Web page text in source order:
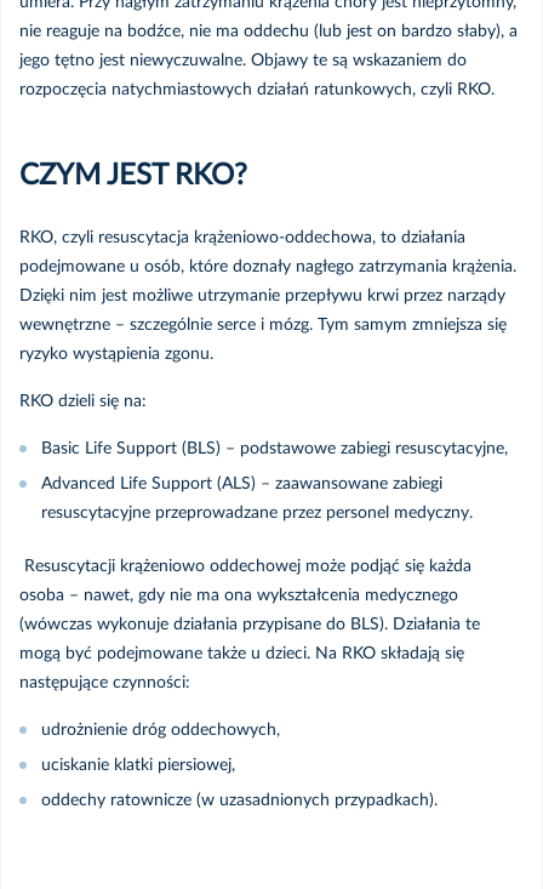
Endoprotezy
Leczenie otyłości
Cztery pory roku
Inne porady zdrowotne
Blog
RKO u dorosłych i dzieci – czym jest i jak ją
Polityka prywatności
Infolinia COVID
Incydenty
nie reaguje na bodźce, nie ma oddechu (lub jest on bardzo słaby), a
jego tętno jest niewyczuwalne. Objawy te są wskazaniem do
rozpoczęcia natychmiastowych działań ratunkowych, czyli RKO.
CZYM JEST RKO?
RKO, czyli resuscytacja krążeniowo-oddechowa, to działania
podejmowane u osób, które doznały nagłego zatrzymania krążenia.
Dzięki nim jest możliwe utrzymanie przepływu krwi przez narządy
wewnętrzne – szczególnie serce i mózg. Tym samym zmniejsza się
ryzyko wystąpienia zgonu.
RKO dzieli się na:
Basic Life Support (BLS) – podstawowe zabiegi resuscytacyjne,
Advanced Life Support (ALS) – zaawansowane zabiegi
resuscytacyjne przeprowadzane przez personel medyczny.
Resuscytacji krążeniowo oddechowej może podjąć się każda
osoba – nawet, gdy nie ma ona wykształcenia medycznego
(wówczas wykonuje działania przypisane do BLS). Działania te
mogą być podejmowane także u dzieci. Na RKO składają się
następujące czynności:
udrożnienie dróg oddechowych,
uciskanie klatki piersiowej,
oddechy ratownicze (w uzasadnionych przypadkach).